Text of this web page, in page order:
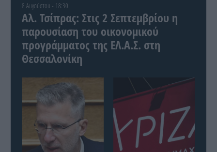
8 Αυγούστου - 18:30
Αλ. Τσίπρας: Στις 2 Σεπτεμβρίου η
παρουσίαση του οικονομικού
προγράμματος της ΕΛ.Α.Σ. στη
Θεσσαλονίκη